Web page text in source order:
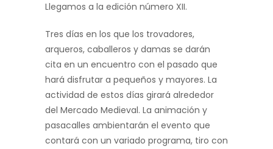
Llegamos a la edición número XII.
Tres días en los que los trovadores,
arqueros, caballeros y damas se darán
cita en un encuentro con el pasado que
hará disfrutar a pequeños y mayores. La
actividad de estos días girará alrededor
del Mercado Medieval. La animación y
pasacalles ambientarán el evento que
contará con un variado programa, tiro con